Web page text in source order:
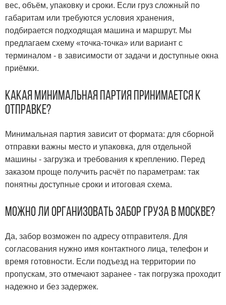
вес, объём, упаковку и сроки. Если груз сложный по
габаритам или требуются условия хранения,
подбирается подходящая машина и маршрут. Мы
предлагаем схему «точка-точка» или вариант с
терминалом - в зависимости от задачи и доступные окна
приёмки.
Какая минимальная партия принимается к
отправке?
Минимальная партия зависит от формата: для сборной
отправки важны место и упаковка, для отдельной
машины - загрузка и требования к креплению. Перед
заказом проще получить расчёт по параметрам: так
понятны доступные сроки и итоговая схема.
Можно ли организовать забор груза в Москве?
Да, забор возможен по адресу отправителя. Для
согласования нужно имя контактного лица, телефон и
время готовности. Если подъезд на территории по
пропускам, это отмечают заранее - так погрузка проходит
надежно и без задержек.